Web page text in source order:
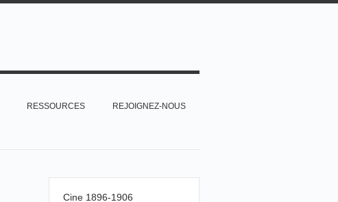
RESSOURCES REJOIGNEZ-NOUS
Cine 1896-1906